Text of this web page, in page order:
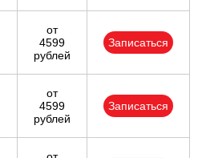
от
4599
рублей
Записаться
от
4599
рублей
Записаться